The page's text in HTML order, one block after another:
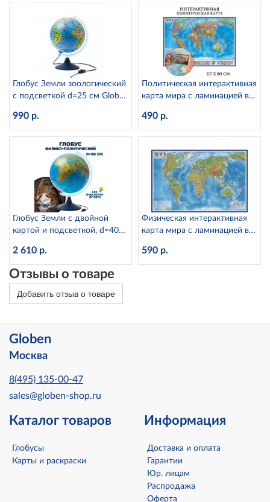
Глобус Земли зоологический
с подсветкой d=25 см Globen
990 р.
Политическая интерактивная
карта мира с ламинацией в
490 р.
Глобус Земли с двойной
картой и подсветкой, d=40
2 610 р.
Физическая интерактивная
карта мира с ламинацией в
590 р.
Отзывы о товаре
Добавить отзыв о товаре
Globen
Москва
8(495) 135-00-47
sales@globen-shop.ru
Каталог товаров
Глобусы
Карты и раскраски
Информация
Доставка и оплата
Гарантии
Юр. лицам
Распродажа
Оферта